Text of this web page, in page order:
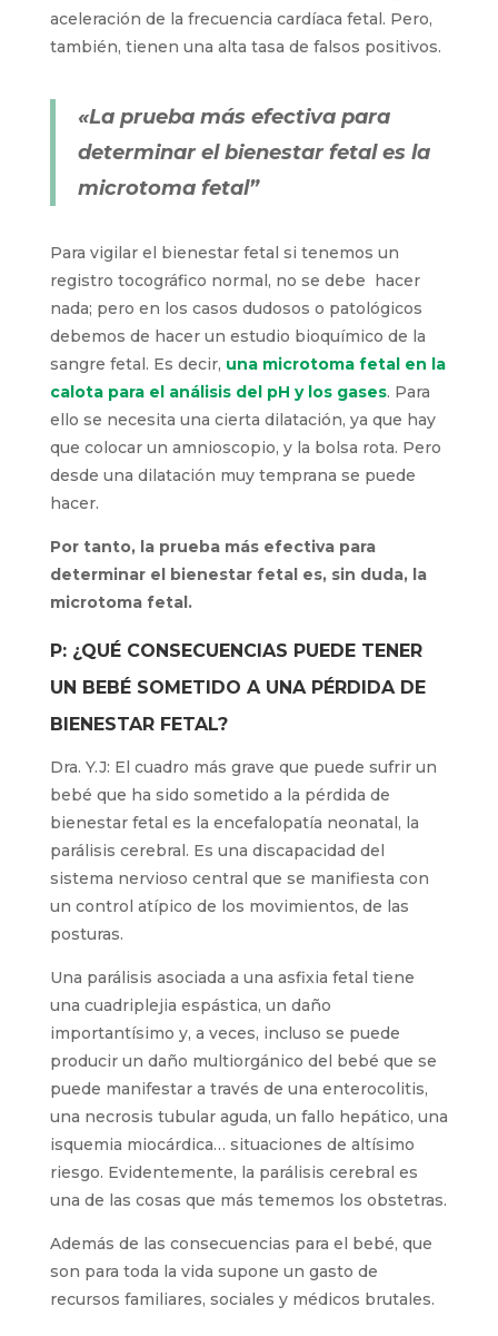
aceleración de la frecuencia cardíaca fetal. Pero,
también, tienen una alta tasa de falsos positivos.
«La prueba más efectiva para
determinar el bienestar fetal es la
microtoma fetal”
Para vigilar el bienestar fetal si tenemos un
registro tocográfico normal, no se debe hacer
nada; pero en los casos dudosos o patológicos
debemos de hacer un estudio bioquímico de la
sangre fetal. Es decir, una microtoma fetal en la
calota para el análisis del pH y los gases. Para
ello se necesita una cierta dilatación, ya que hay
que colocar un amnioscopio, y la bolsa rota. Pero
desde una dilatación muy temprana se puede
hacer.
Por tanto, la prueba más efectiva para
determinar el bienestar fetal es, sin duda, la
microtoma fetal.
P: ¿QUÉ CONSECUENCIAS PUEDE TENER
UN BEBÉ SOMETIDO A UNA PÉRDIDA DE
BIENESTAR FETAL?
Dra. Y.J: El cuadro más grave que puede sufrir un
bebé que ha sido sometido a la pérdida de
bienestar fetal es la encefalopatía neonatal, la
parálisis cerebral. Es una discapacidad del
sistema nervioso central que se manifiesta con
un control atípico de los movimientos, de las
posturas.
Una parálisis asociada a una asfixia fetal tiene
una cuadriplejia espástica, un daño
importantísimo y, a veces, incluso se puede
producir un daño multiorgánico del bebé que se
puede manifestar a través de una enterocolitis,
una necrosis tubular aguda, un fallo hepático, una
isquemia miocárdica… situaciones de altísimo
riesgo. Evidentemente, la parálisis cerebral es
una de las cosas que más tememos los obstetras.
Además de las consecuencias para el bebé, que
son para toda la vida supone un gasto de
recursos familiares, sociales y médicos brutales.